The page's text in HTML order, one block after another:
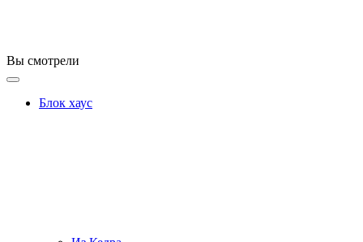
Вы смотрели
Блок хаус